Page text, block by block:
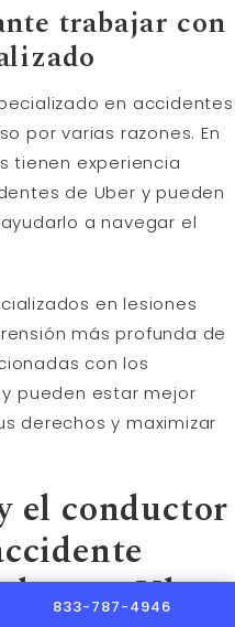
trabajar con
en accidentes
por varias razones. En
tienen experiencia
de Uber y pueden
a navegar el
en lesiones
más profunda de
con los
pueden estar mejor
derechos y maximizar
el conductor
con Uber
CALL PUSCH &
833-787-4946